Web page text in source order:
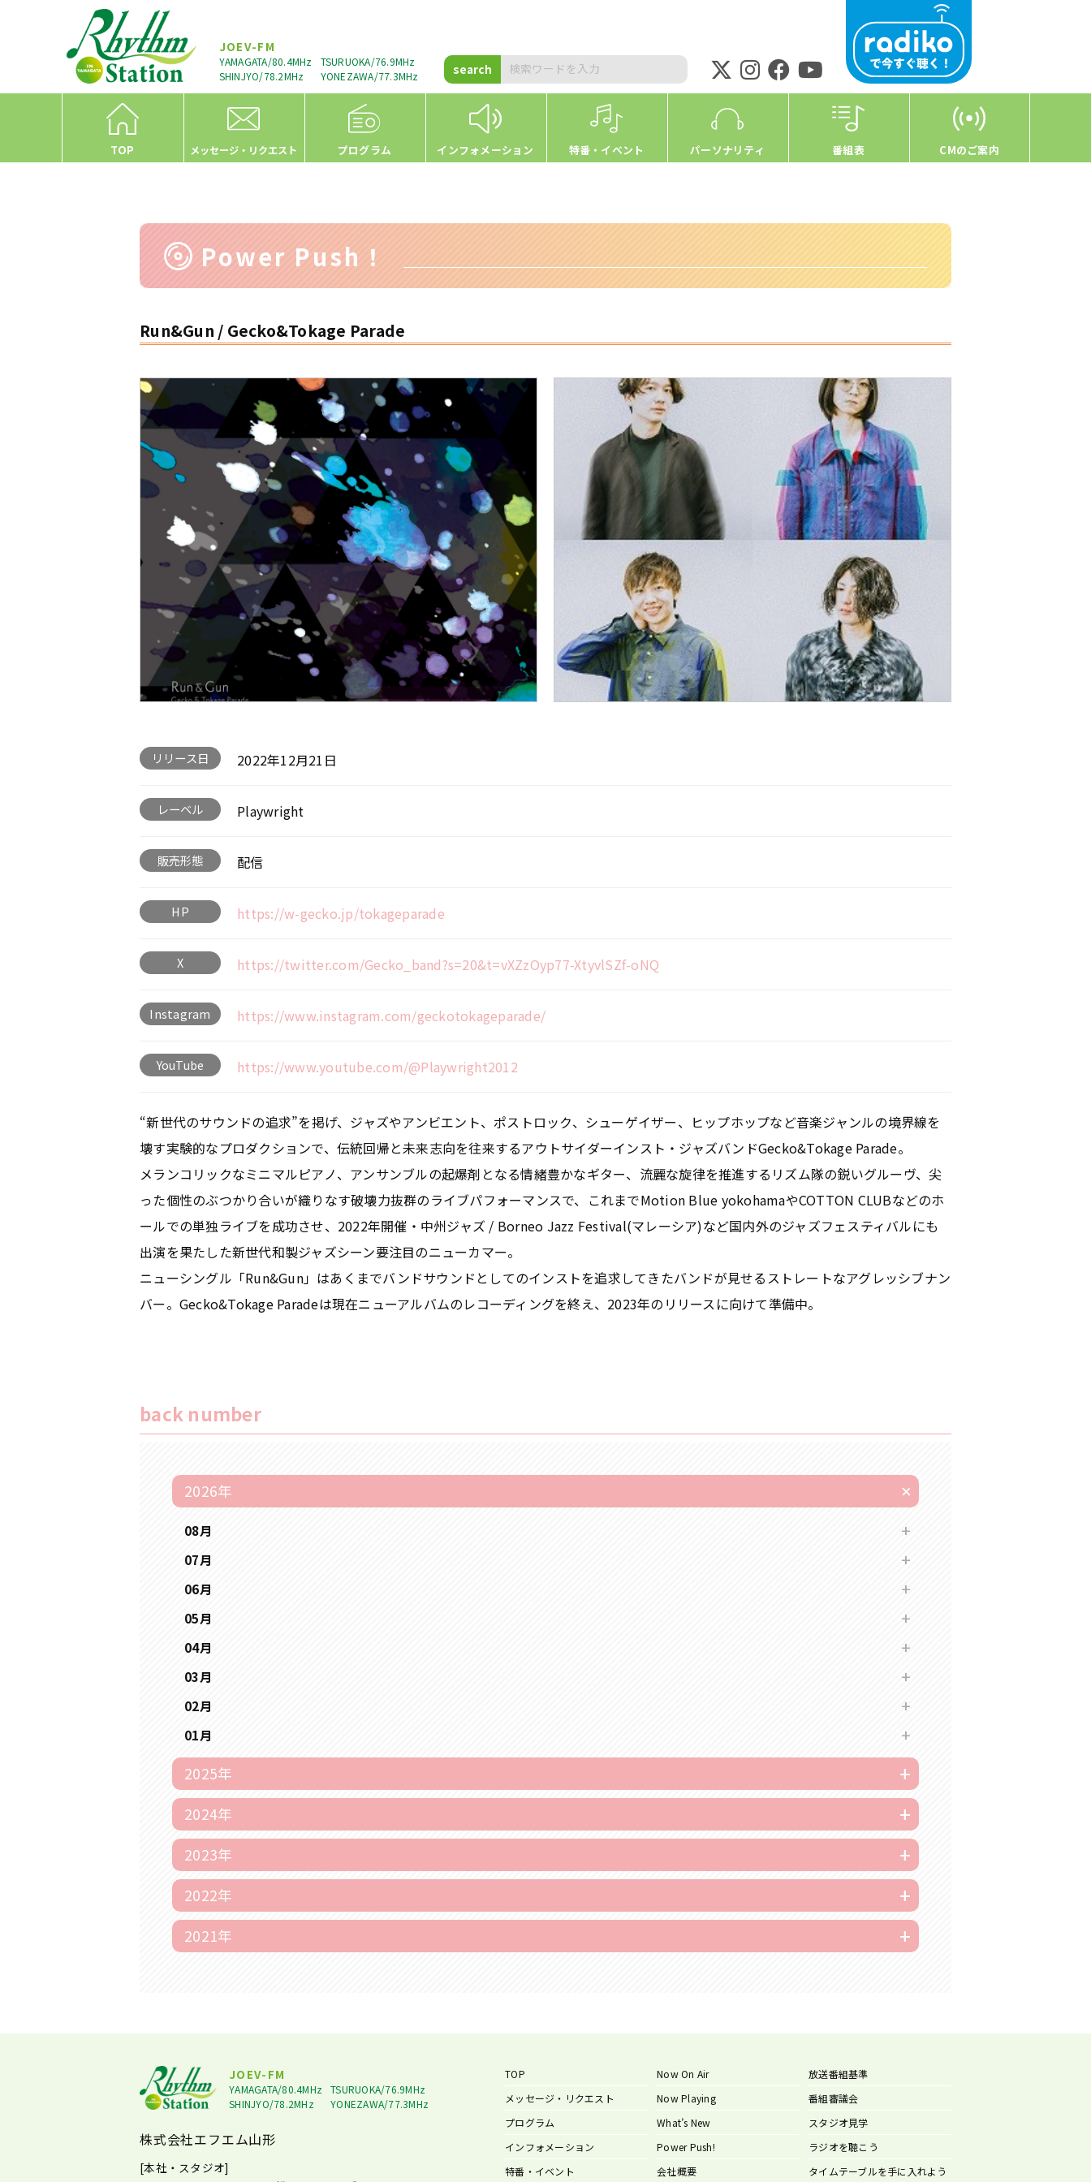
JOEV-FM
YAMAGATA/80.4MHz
TSURUOKA/76.9MHz
SHINJYO/78.2MHz
YONEZAWA/77.3MHz search
TOP メッセージ・リクエスト プログラム インフォメーション 特番・イベント パーソナリティ 番組表 CMのご案内
Power Push！
Run&Gun / Gecko&Tokage Parade
リリース日 2022年12月21日
レーベル Playwright
販売形態 配信
HP https://w-gecko.jp/tokageparade
X https://twitter.com/Gecko_band?s=20&t=vXZzOyp77-XtyvlSZf-oNQ
Instagram https://www.instagram.com/geckotokageparade/
YouTube https://www.youtube.com/@Playwright2012
“新世代のサウンドの追求”を掲げ、ジャズやアンビエント、ポストロック、シューゲイザー、ヒップホップなど音楽ジャンルの境界線を
壊す実験的なプロダクションで、伝統回帰と未来志向を往来するアウトサイダーインスト・ジャズバンドGecko&Tokage Parade。
メランコリックなミニマルピアノ、アンサンブルの起爆剤となる情緒豊かなギター、流麗な旋律を推進するリズム隊の鋭いグルーヴ、尖
った個性のぶつかり合いが織りなす破壊力抜群のライブパフォーマンスで、これまでMotion Blue yokohamaやCOTTON CLUBなどのホ
ールでの単独ライブを成功させ、2022年開催・中州ジャズ / Borneo Jazz Festival(マレーシア)など国内外のジャズフェスティバルにも
出演を果たした新世代和製ジャズシーン要注目のニューカマー。
ニューシングル「Run&Gun」はあくまでバンドサウンドとしてのインストを追求してきたバンドが見せるストレートなアグレッシブナン
バー。Gecko&Tokage Paradeは現在ニューアルバムのレコーディングを終え、2023年のリリースに向けて準備中。
back number
2026年
08月
07月
06月
05月
04月
03月
02月
01月
2025年
2024年
2023年
2022年
2021年
JOEV-FM
YAMAGATA/80.4MHz
TSURUOKA/76.9MHz
SHINJYO/78.2MHz
YONEZAWA/77.3MHz
株式会社エフエム山形
[本社・スタジオ]
TOP
メッセージ・リクエスト
プログラム
インフォメーション
特番・イベント
Now On Air
Now Playing
What’s New
Power Push!
会社概要
放送番組基準
番組審議会
スタジオ見学
ラジオを聴こう
タイムテーブルを手に入れよう